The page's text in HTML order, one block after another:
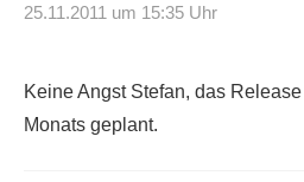
25.11.2011 um 15:35 Uhr
Keine Angst Stefan, das
Monats geplant.